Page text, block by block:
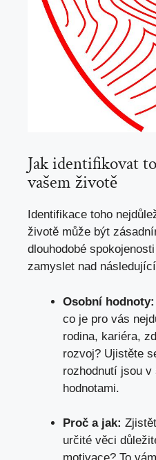
Jak identifikovat
vašem životě
Identifikace toho
životě může být
dlouhodobé
zamyslet nad
Osobní hodnoty:
co je pro vás
rodina, kariéra,
rozvoj? Ujistěte
rozhodnutí jsou v
hodnotami.
Proč a jak:
určité věci